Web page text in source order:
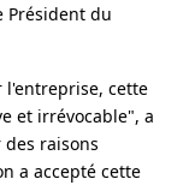
Président du
l'entreprise, cette
et irrévocable", a
raisons
a accepté cette